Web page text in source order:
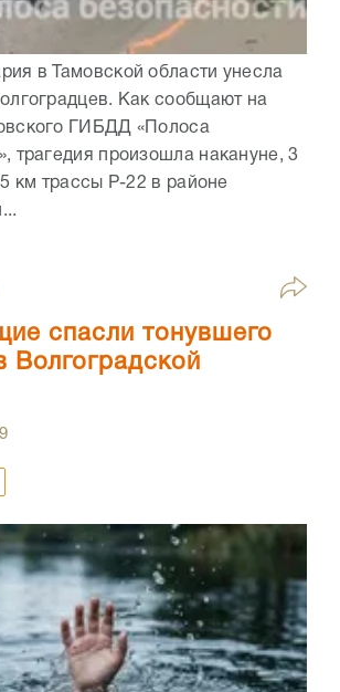
в Тамовской области унесла
Как сообщают на
ГИБДД «Полоса
трагедия произошла накануне, 3
км трассы Р-22 в районе
спасли тонувшего
Волгоградской